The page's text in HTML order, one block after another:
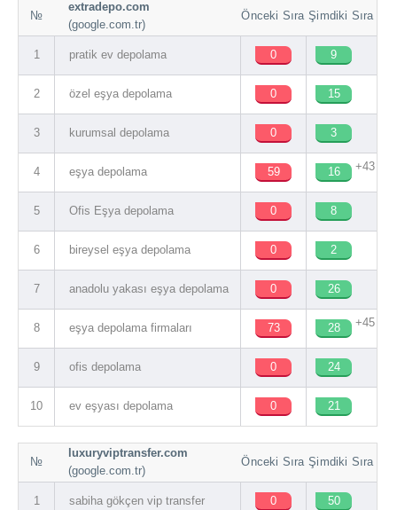
№
extradepo.com
(google.com.tr)
Önceki Sıra Şimdiki Sıra
1 pratik ev depolama 0 9
2 özel eşya depolama 0 15
3 kurumsal depolama 0 3
4 eşya depolama 59 16 +43
5 Ofis Eşya depolama 0 8
6 bireysel eşya depolama 0 2
7 anadolu yakası eşya depolama 0 26
8 eşya depolama firmaları 73 28 +45
9 ofis depolama 0 24
10 ev eşyası depolama 0 21
№
luxuryviptransfer.com
(google.com.tr)
Önceki Sıra Şimdiki Sıra
1 sabiha gökçen vip transfer 0 50